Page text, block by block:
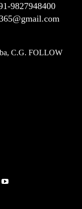
9827948400
C.G. FOLLOW